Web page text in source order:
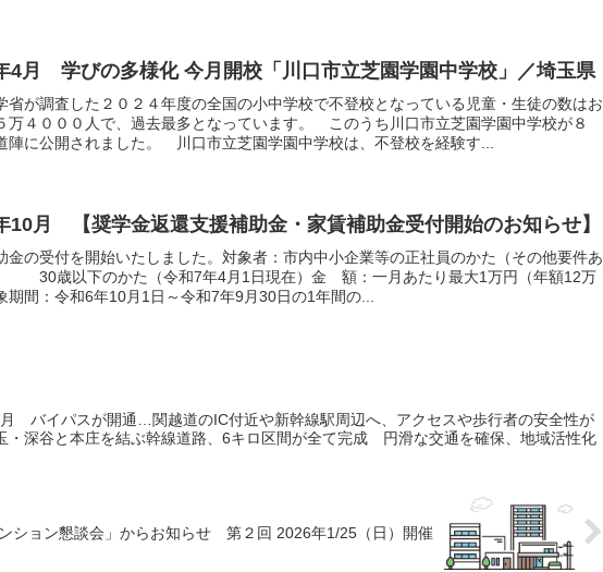
4月 学びの多様化 今月開校「川口市立芝園学園中学校」／埼玉県
省が調査した２０２４年度の全国の小中学校で不登校となっている児童・生徒の数はお
万４０００人で、過去最多となっています。 このうち川口市立芝園学園中学校が８
陣に公開されました。 川口市立芝園学園中学校は、不登校を経験す...
10月 【奨学金返還支援補助金・家賃補助金受付開始のお知らせ】
金の受付を開始いたしました。対象者：市内中小企業等の正社員のかた（その他要件あ
歳以下のかた（令和7年4月1日現在）金 額：一月あたり最大1万円（年額12万
期間：令和6年10月1日～令和7年9月30日の1年間の...
バイパスが開通…関越道のIC付近や新幹線駅周辺へ、アクセスや歩行者の安全性が
深谷と本庄を結ぶ幹線道路、6キロ区間が全て完成 円滑な交通を確保、地域活性化
ション懇談会」からお知らせ 第２回 2026年1/25（日）開催